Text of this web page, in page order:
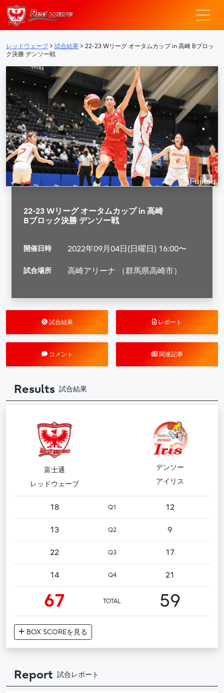
メインナビゲーション
レッドウェー
レッドウェーブ > 試合結果 > 22-23 Wリーグ オータムカップ in 高崎 Bブロッ
ク決勝 デンソー戦
22-23 Wリーグ オータムカップ in 高崎
Bブロック決勝 デンソー戦
開催日時 2022年09月04日(日曜日) 16:00〜
試合場所 高崎アリーナ （群馬県高崎市）
試合結果 レポート
コメント 関連記事
Results 試合結果
富士通
レッドウェーブ
デンソー
アイリス
18 Q1 12
13 Q2 9
22 Q3 17
14 Q4 21
67 TOTAL 59
BOX SCOREを見る
Report 試合レポート